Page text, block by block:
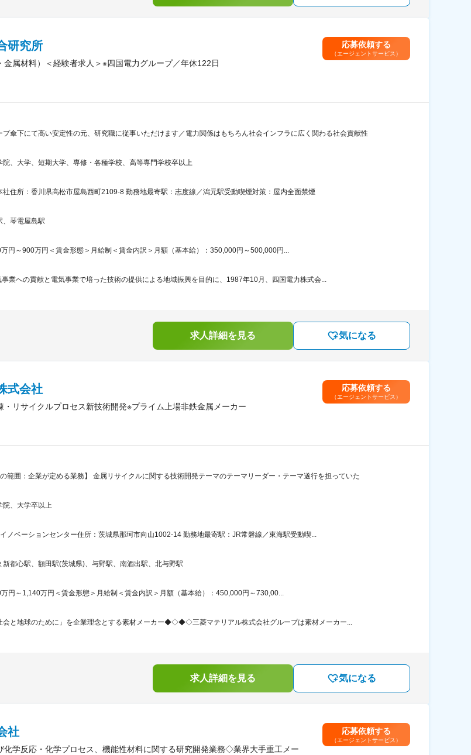
研究所
金属材料）＜経験者求人＞※四国電力グループ／年休122日
応募依頼する
（エージェントサービス）
プ傘下にて高い安定性の元、研究職に従事いただけます／電力関係はもちろん社会インフラに広く関わる社会貢献性
院、大学、短期大学、専修・各種学校、高等専門学校卒以上
社住所：香川県高松市屋島西町2109-8 勤務地最寄駅：志度線／潟元駅受動喫煙対策：屋内全面禁煙
、琴電屋島駅
円～900万円＜賃金形態＞月給制＜賃金内訳＞月額（基本給）：350,000円～500,000円...
業への貢献と電気事業で培った技術の提供による地域振興を目的に、1987年10月、四国電力株式会...
求人詳細を見る 気になる
式会社
・リサイクルプロセス新技術開発※プライム上場非鉄金属メーカー
応募依頼する
（エージェントサービス）
範囲：企業が定める業務】 金属リサイクルに関する技術開発テーマのテーマリーダー・テーマ遂行を担っていた
院、大学卒以上
ノベーションセンター住所：茨城県那珂市向山1002-14 勤務地最寄駅：JR常磐線／東海駅受動喫...
新都心駅、額田駅(茨城県)、与野駅、南酒出駅、北与野駅
万円～1,140万円＜賃金形態＞月給制＜賃金内訳＞月額（基本給）：450,000円～730,00...
地球のために」を企業理念とする素材メーカー◆◇◆◇三菱マテリアル株式会社グループは素材メーカー...
求人詳細を見る 気になる
社
化学反応・化学プロセス、機能性材料に関する研究開発業務◇業界大手重工メー
応募依頼する
（エージェントサービス）